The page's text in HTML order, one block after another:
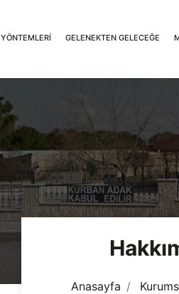
GELENEKTEN GELECEĞE
Anasayfa